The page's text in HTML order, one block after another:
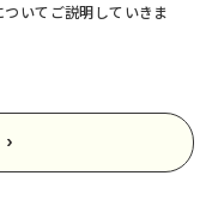
いてご説明していきま